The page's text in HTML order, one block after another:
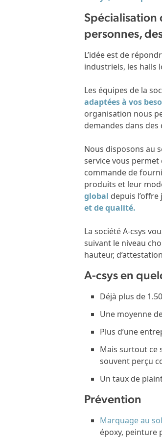
Spécialisation
personnes,
L’idée est de
industriels, les halls
Les équipes de la
adaptées à vos
organisation nous
demandes dans des
Nous disposons au
service vous permet
commande de
produits et leur
global depuis l’offre
et de qualité.
La société A-csys
suivant le niveau
hauteur,
A-csys en
Déjà plus de
Une moyenne
Plus d’une
Mais surtout ce
souvent perçu
Un taux de
Prévention
Marquage au
époxy, peinture